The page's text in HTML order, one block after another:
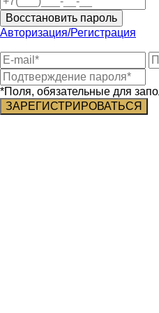
Восстановить пароль
Авторизация/Регистрация
*Поля, обязательные для